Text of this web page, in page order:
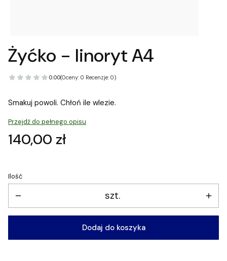
Żyćko - linoryt A4
0.00(Oceny: 0 Recenzje: 0)
Smakuj powoli. Chłoń ile wlezie.
Przejdź do pełnego opisu
Cena
140,00 zł
Ilość
szt.
Dodaj do koszyka